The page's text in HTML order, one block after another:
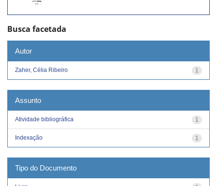
Busca facetada
Autor
1
Zaher, Célia Ribeiro
Assunto
1
Atividade bibliográfica
1
Indexação
Tipo do Documento